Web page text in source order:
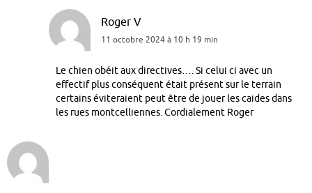
Roger V
11 octobre 2024 à 10 h 19 min
Le chien obéit aux directives…. Si celui ci avec un
effectif plus conséquent était présent sur le terrain
certains éviteraient peut être de jouer les caides dans
les rues montcelliennes. Cordialement Roger